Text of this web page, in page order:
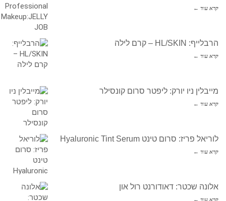
קרא עוד ←
הרבלייף: HL/SKIN – קרם לילה
קרא עוד ←
מייבלין ניו יורק: ליפטר סרום קונסילר
קרא עוד ←
לוריאל פריז: סרום טינט Hyaluronic Tint Serum
קרא עוד ←
אלונה שכטר: דאודורנט רול און
קרא עוד ←